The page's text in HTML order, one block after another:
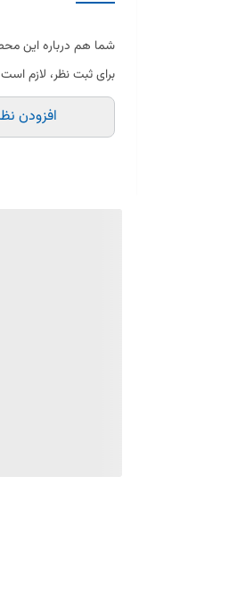
شما هم درباره این
برای ثبت نظر، لازم
افزودن